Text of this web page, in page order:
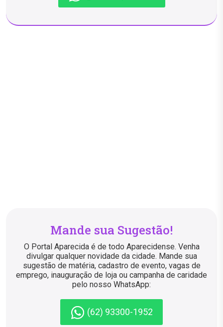
Mande sua Sugestão!
O Portal Aparecida é de todo Aparecidense. Venha
divulgar qualquer novidade da cidade. Mande sua
sugestão de matéria, cadastro de evento, vagas de
emprego, inauguração de loja ou campanha de caridade
pelo nosso WhatsApp:
(62) 93300-1952